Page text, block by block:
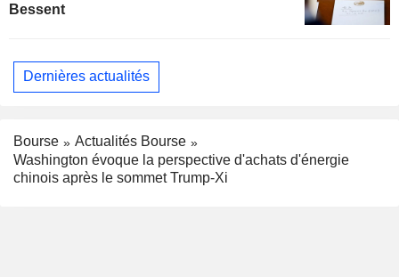
Bessent
Dernières actualités
Bourse
Actualités Bourse
Washington évoque la perspective d'achats d'énergie
chinois après le sommet Trump-Xi